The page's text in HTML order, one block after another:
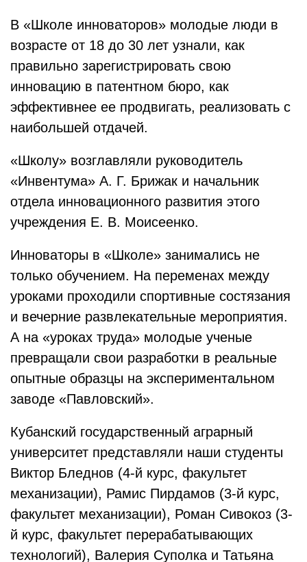
В «Школе инноваторов» молодые люди в
возрасте от 18 до 30 лет узнали, как
правильно зарегистрировать свою
инновацию в патентном бюро, как
эффективнее ее продвигать, реализовать с
наибольшей отдачей.
«Школу» возглавляли руководитель
«Инвентума» А. Г. Брижак и начальник
отдела инновационного развития этого
учреждения Е. В. Моисеенко.
Инноваторы в «Школе» занимались не
только обучением. На переменах между
уроками проходили спортивные состязания
и вечерние развлекательные мероприятия.
А на «уроках труда» молодые ученые
превращали свои разработки в реальные
опытные образцы на экспериментальном
заводе «Павловский».
Кубанский государственный аграрный
университет представляли наши студенты
Виктор Бледнов (4-й курс, факультет
механизации), Рамис Пирдамов (3-й курс,
факультет механизации), Роман Сивокоз (3-
й курс, факультет перерабатывающих
технологий), Валерия Суполка и Татьяна